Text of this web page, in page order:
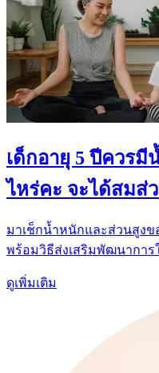
เด็กอายุ 5 ปีควรมี
ไหร่คะ จะได้สมส่
มาเช็กน้ำหนักและส่วนสูงข
พร้อมวิธีส่งเสริมพัฒนากา
ดูเพิ่มเติม